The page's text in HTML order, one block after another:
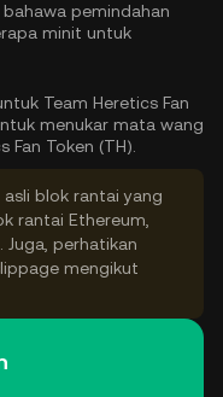
pemindahan
minit untuk
Team Heretics Fan
menukar mata wang
Fan Token (TH).
blok rantai yang
rantai Ethereum,
Juga, perhatikan
mengikut